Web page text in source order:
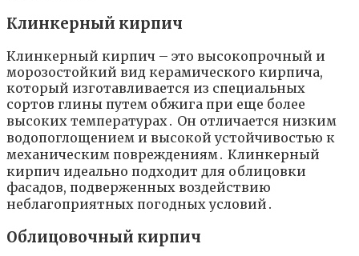
Клинкерный кирпич
Клинкерный кирпич – это высокопрочный и
морозостойкий вид керамического кирпича,
который изготавливается из специальных
сортов глины путем обжига при еще более
высоких температурах․ Он отличается низким
водопоглощением и высокой устойчивостью к
механическим повреждениям․ Клинкерный
кирпич идеально подходит для облицовки
фасадов, подверженных воздействию
неблагоприятных погодных условий․
Облицовочный кирпич